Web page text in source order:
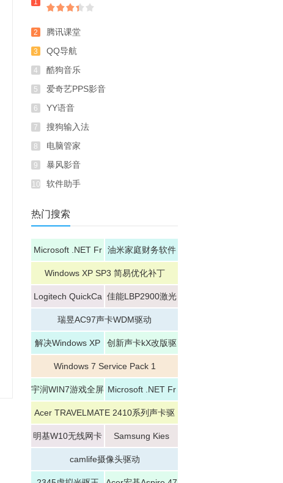
1
2 腾讯课堂
3 QQ导航
4 酷狗音乐
5 爱奇艺PPS影音
6 YY语音
7 搜狗输入法
8 电脑管家
9 暴风影音
10 软件助手
热门搜索
Microsoft .NET Fr
amework 4.6
油米家庭财务软件
升级补丁
Windows XP SP3 简易优化补丁
Logitech QuickCa
m
佳能LBP2900激光
打印机驱动
瑞昱AC97声卡WDM驱动
解决Windows XP
SP2乱码补丁
创新声卡kX改版驱
动
Windows 7 Service Pack 1
宇润WIN7游戏全屏
修复补丁
Microsoft .NET Fr
amework 4.5
Acer TRAVELMATE 2410系列声卡驱
动
明基W10无线网卡
驱动
Samsung Kies
camlife摄像头驱动